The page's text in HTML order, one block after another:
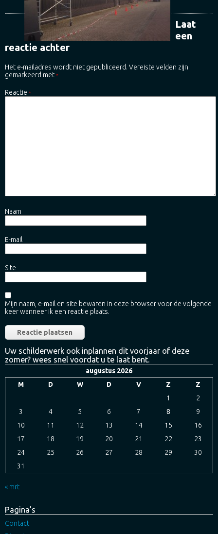
Laat
een
reactie achter
Het e-mailadres wordt niet gepubliceerd. Vereiste velden zijn
gemarkeerd met *
Reactie *
Naam
E-mail
Site
Mijn naam, e-mail en site bewaren in deze browser voor de volgende
keer wanneer ik een reactie plaats.
Uw schilderwerk ook inplannen dit voorjaar of deze
zomer? wees snel voordat u te laat bent.
augustus 2026
M
D W D V Z
Z
1
2
3
4 5 6 7 8
9
10
11 12 13 14 15
16
17
18 19 20 21 22
23
24
25 26 27 28 29
30
31
« mrt
Pagina’s
Contact